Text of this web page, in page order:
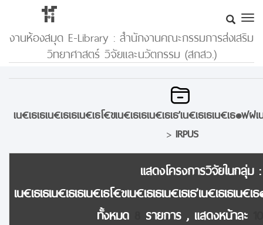
งานห้องสมุด E-Library : สำนักงานคณะกรรมการส่งเสริม
วิทยาศาสตร์ วิจัยและนวัตกรรม (สกสว.)
เน€เธเธเน€เธเธเน€เธโ€ขเน€เธเธเน€เธเธ’เน€เธเธเน€เธ๏ฟฝเน
> IRPUS
แสดงโครงการวิจัยในกลุ่ม :
เน€เธเธเน€เธเธเน€เธโ€ขเน€เธเธเน€เธเธ’เน€เธเธเน€เ
ทั้งหมด
รายการ , แสดงหน้าละ